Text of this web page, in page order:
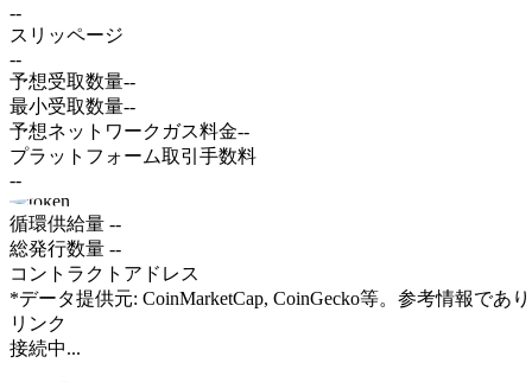
--
スリッページ
--
予想受取数量--
最小受取数量--
予想ネットワークガス料金--
プラットフォーム取引手数料
--
循環供給量 --
総発行数量 --
コントラクトアドレス
*データ提供元: CoinMarketCap, CoinGecko等。参考情報で
リンク
接続中...